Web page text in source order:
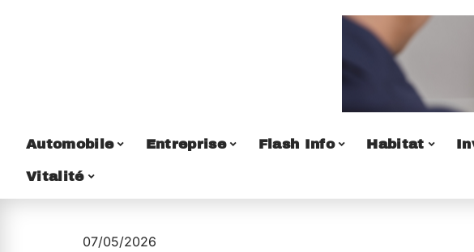
Automobile Entreprise Flash Info Habitat
Vitalité
07/05/2026